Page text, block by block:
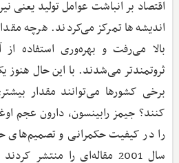
اقتصاد بر انباشت عوامل تولید یعنی
اندیشه‌ها تمرکز می‌کردند. هرچه
بالا می‌رفت و بهره‌وری استفاده
ثروتمندتر می‌شدند. با این حال
برخی کشورها می‌توانند مقدار
کنند؟ جیمز رابینسون، دارون عجم‌
را در کیفیت حکمرانی و تصمیم‌های
سال 2001 مقاله‌ای را منتشر